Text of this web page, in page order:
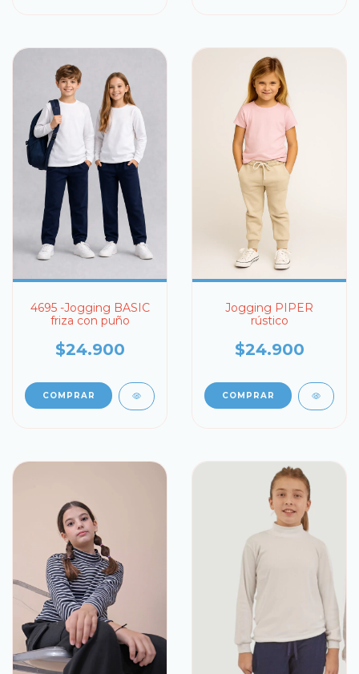
4695 -Jogging BASIC
friza con puño
$24.900
COMPRAR
Jogging PIPER
rústico
$24.900
COMPRAR